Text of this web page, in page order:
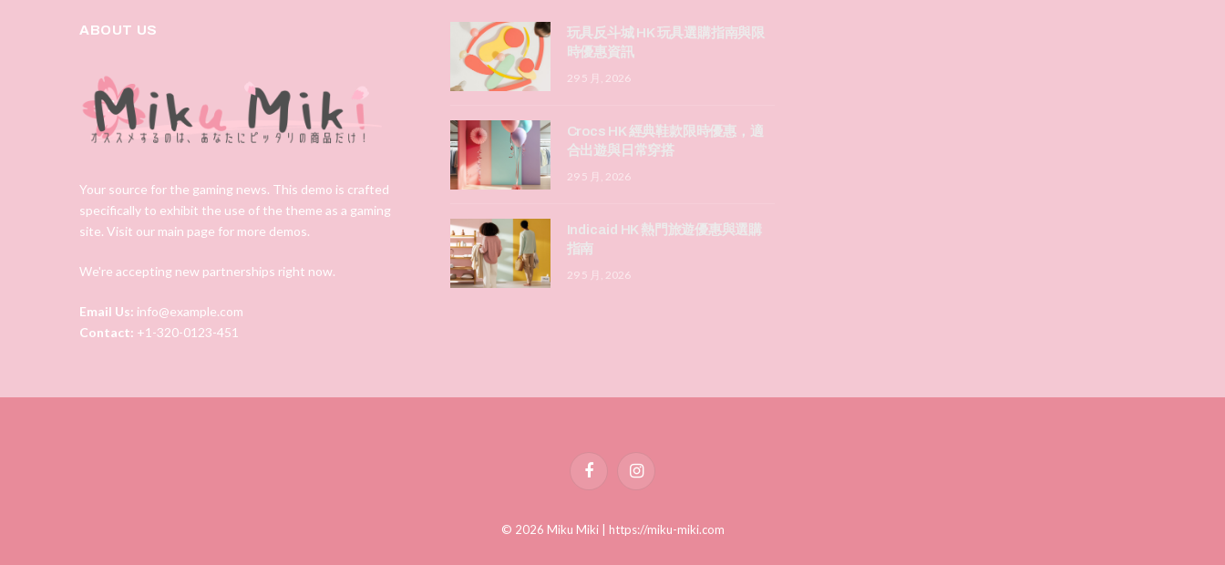
ABOUT US
Your source for the gaming news. This demo is crafted
specifically to exhibit the use of the theme as a gaming
site. Visit our main page for more demos.
We're accepting new partnerships right now.
Email Us: info@example.com
Contact: +1-320-0123-451
玩具反斗城 HK 玩具選購指南與限
時優惠資訊
29 5 月, 2026
Crocs HK 經典鞋款限時優惠，適
合出遊與日常穿搭
29 5 月, 2026
Indicaid HK 熱門旅遊優惠與選購
指南
29 5 月, 2026
FacebookInstagram
© 2026 Miku Miki | https://miku-miki.com